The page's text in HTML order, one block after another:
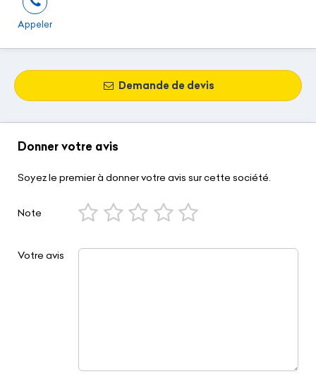
Appeler
Demande de devis
Donner votre avis
Soyez le premier à donner votre avis sur cette société.
Note
Votre avis